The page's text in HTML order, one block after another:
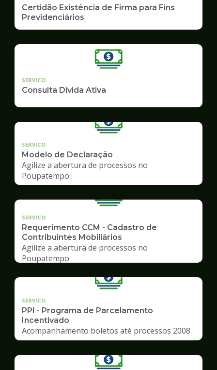
Certidão Existência de Firma para Fins
Previdenciários
SERVICO
Consulta Dívida Ativa
SERVICO
Modelo de Declaração
Agilize a abertura de processos no
Poupatempo
SERVICO
Requerimento CCM - Cadastro de
Contribuintes Mobiliários
Agilize a abertura de processos no
Poupatempo
SERVICO
PPI - Programa de Parcelamento
Incentivado
Acompanhamento boletos até processos 2008